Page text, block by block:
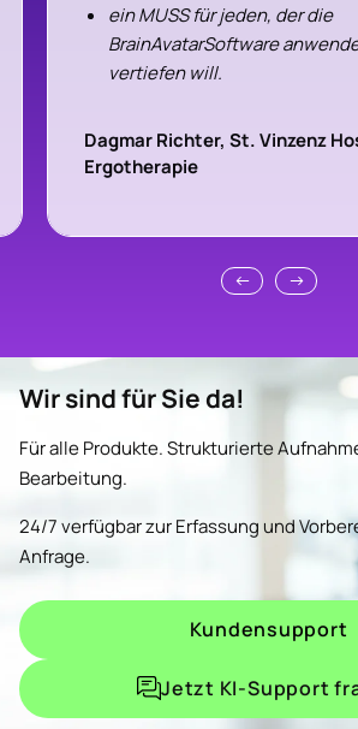
ein MUSS für jeden, der die
BrainAvatarSoftware
vertiefen will.
Dagmar Richter, St. Vinzenz
Ergotherapie
Wir sind für Sie da!
Für alle Produkte. Strukturierte
Bearbeitung.
24/7 verfügbar zur Erfassung und
Anfrage.
Kundensupport
Jetzt KI-Support